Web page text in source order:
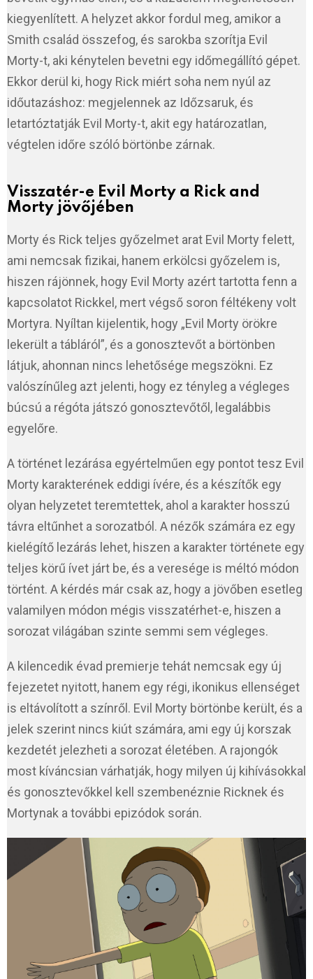
kiegyenlített. A helyzet akkor fordul meg, amikor a
Smith család összefog, és sarokba szorítja Evil
Morty-t, aki kénytelen bevetni egy időmegállító gépet.
Ekkor derül ki, hogy Rick miért soha nem nyúl az
időutazáshoz: megjelennek az Időzsaruk, és
letartóztatják Evil Morty-t, akit egy határozatlan,
végtelen időre szóló börtönbe zárnak.
Visszatér-e Evil Morty a Rick and
Morty jövőjében
Morty és Rick teljes győzelmet arat Evil Morty felett,
ami nemcsak fizikai, hanem erkölcsi győzelem is,
hiszen rájönnek, hogy Evil Morty azért tartotta fenn a
kapcsolatot Rickkel, mert végső soron féltékeny volt
Mortyra. Nyíltan kijelentik, hogy „Evil Morty örökre
lekerült a tábláról”, és a gonosztevőt a börtönben
látjuk, ahonnan nincs lehetősége megszökni. Ez
valószínűleg azt jelenti, hogy ez tényleg a végleges
búcsú a régóta játszó gonosztevőtől, legalábbis
egyelőre.
A történet lezárása egyértelműen egy pontot tesz Evil
Morty karakterének eddigi ívére, és a készítők egy
olyan helyzetet teremtettek, ahol a karakter hosszú
távra eltűnhet a sorozatból. A nézők számára ez egy
kielégítő lezárás lehet, hiszen a karakter története egy
teljes körű ívet járt be, és a veresége is méltó módon
történt. A kérdés már csak az, hogy a jövőben esetleg
valamilyen módon mégis visszatérhet-e, hiszen a
sorozat világában szinte semmi sem végleges.
A kilencedik évad premierje tehát nemcsak egy új
fejezetet nyitott, hanem egy régi, ikonikus ellenséget
is eltávolított a színről. Evil Morty börtönbe került, és a
jelek szerint nincs kiút számára, ami egy új korszak
kezdetét jelezheti a sorozat életében. A rajongók
most kíváncsian várhatják, hogy milyen új kihívásokkal
és gonosztevőkkel kell szembenéznie Ricknek és
Mortynak a további epizódok során.